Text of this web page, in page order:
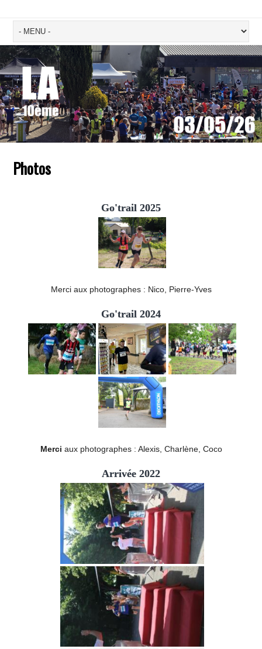
Photos
Go'trail 2025
Merci aux photographes : Nico, Pierre-Yves
Go'trail 2024
Merci aux photographes : Alexis, Charlène, Coco
Arrivée 2022